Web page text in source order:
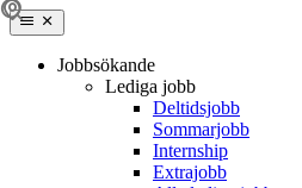
Jobbsökande
Lediga jobb
Deltidsjobb
Sommarjobb
Internship
Extrajobb